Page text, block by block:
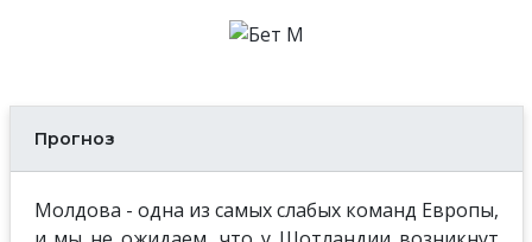
Прогноз
Молдова - одна из самых слабых команд Европы,